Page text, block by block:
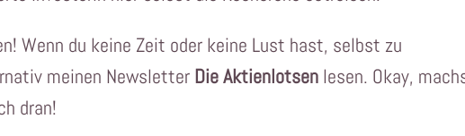
Wenn du keine Zeit oder keine Lust hast, selbst zu
meinen Newsletter Die Aktienlotsen lesen. Okay,
dran!